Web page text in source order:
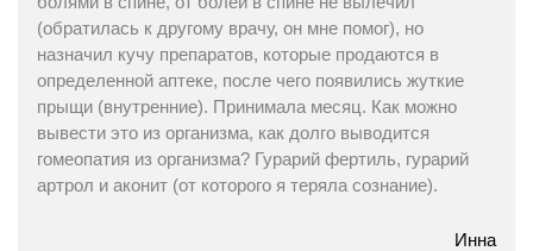
(обратилась к другому врачу, он мне помог), но
назначил кучу препаратов, которые продаются в
определенной аптеке, после чего появились жуткие
прыщи (внутренние). Принимала месяц. Как можно
вывести это из организма, как долго выводится
гомеопатия из организма? Гурарий фертиль, гурарий
артрол и аконит (от которого я теряла сознание).
Инна